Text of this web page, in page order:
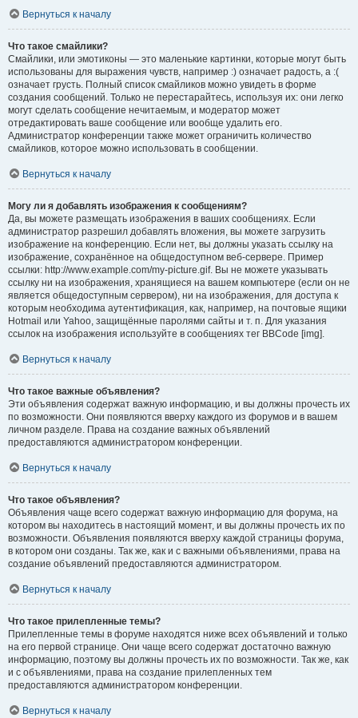
Вернуться к началу
Что такое смайлики?
Смайлики, или эмотиконы — это маленькие картинки, которые могут быть
использованы для выражения чувств, например :) означает радость, а :(
означает грусть. Полный список смайликов можно увидеть в форме
создания сообщений. Только не перестарайтесь, используя их: они легко
могут сделать сообщение нечитаемым, и модератор может
отредактировать ваше сообщение или вообще удалить его.
Администратор конференции также может ограничить количество
смайликов, которое можно использовать в сообщении.
Вернуться к началу
Могу ли я добавлять изображения к сообщениям?
Да, вы можете размещать изображения в ваших сообщениях. Если
администратор разрешил добавлять вложения, вы можете загрузить
изображение на конференцию. Если нет, вы должны указать ссылку на
изображение, сохранённое на общедоступном веб-сервере. Пример
ссылки: http://www.example.com/my-picture.gif. Вы не можете указывать
ссылку ни на изображения, хранящиеся на вашем компьютере (если он не
является общедоступным сервером), ни на изображения, для доступа к
которым необходима аутентификация, как, например, на почтовые ящики
Hotmail или Yahoo, защищённые паролями сайты и т. п. Для указания
ссылок на изображения используйте в сообщениях тег BBCode [img].
Вернуться к началу
Что такое важные объявления?
Эти объявления содержат важную информацию, и вы должны прочесть их
по возможности. Они появляются вверху каждого из форумов и в вашем
личном разделе. Права на создание важных объявлений
предоставляются администратором конференции.
Вернуться к началу
Что такое объявления?
Объявления чаще всего содержат важную информацию для форума, на
котором вы находитесь в настоящий момент, и вы должны прочесть их по
возможности. Объявления появляются вверху каждой страницы форума,
в котором они созданы. Так же, как и с важными объявлениями, права на
создание объявлений предоставляются администратором.
Вернуться к началу
Что такое прилепленные темы?
Прилепленные темы в форуме находятся ниже всех объявлений и только
на его первой странице. Они чаще всего содержат достаточно важную
информацию, поэтому вы должны прочесть их по возможности. Так же, как
и с объявлениями, права на создание прилепленных тем
предоставляются администратором конференции.
Вернуться к началу